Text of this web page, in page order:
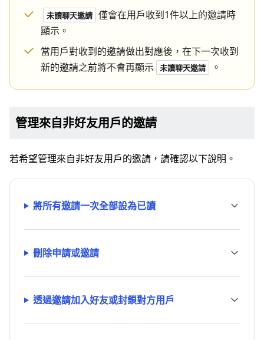
未讀聊天邀請 僅會在用戶收到1件以上的邀請時
顯示。
當用戶對收到的邀請做出對應後，在下一次收到
新的邀請之前將不會再顯示
未讀聊天邀請 。
管理來自非好友用戶的邀請
若希望管理來自非好友用戶的邀請，請確認以下說明。
將所有邀請一次全部設為已讀
刪除申請或邀請
透過邀請加入好友或封鎖對方用戶